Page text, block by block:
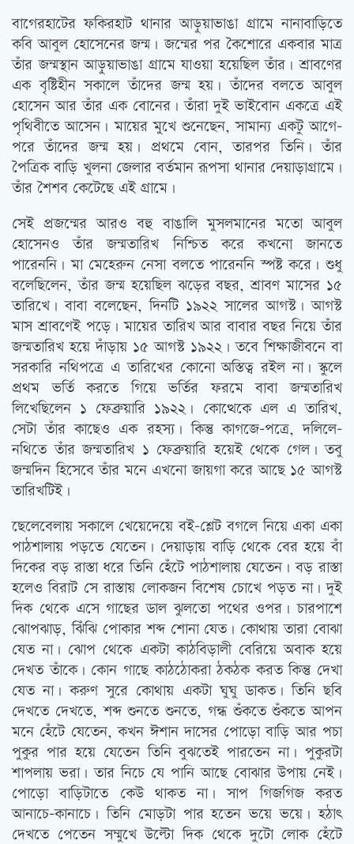
বাগেরহাটের ফকিরহাট থানার আড়ুয়াভাঙা গ্রামে নানাবাড়িতে
কবি আবুল হোসেনের জন্ম। জন্মের পর কৈশোরে একবার মাত্র
তাঁর জন্মস্থান আড়ুয়াভাঙা গ্রামে যাওয়া হয়েছিল তাঁর। শ্রাবণের
এক বৃষ্টিহীন সকালে তাঁদের জন্ম হয়। তাঁদের বলতে আবুল
হোসেন আর তাঁর এক বোনের। তাঁরা দুই ভাইবোন একত্রে এই
পৃথিবীতে আসেন। মায়ের মুখে শুনেছেন, সামান্য একটু আগে-
পরে তাঁদের জন্ম হয়। প্রথমে বোন, তারপর তিনি। তাঁর
পৈত্রিক বাড়ি খুলনা জেলার বর্তমান রূপসা থানার দেয়াড়াগ্রামে।
তাঁর শৈশব কেটেছে এই গ্রামে।
সেই প্রজন্মের আরও বহু বাঙালি মুসলমানের মতো আবুল
হোসেনও তাঁর জন্মতারিখ নিশ্চিত করে কখনো জানতে
পারেননি। মা মেহেরুন নেসা বলতে পারেননি স্পষ্ট করে। শুধু
বলেছিলেন, তাঁর জন্ম হয়েছিল ঝড়ের বছর, শ্রাবণ মাসের ১৫
তারিখে। বাবা বলেছেন, দিনটি ১৯২২ সালের আগস্ট। আগস্ট
মাস শ্রাবণেই পড়ে। মায়ের তারিখ আর বাবার বছর নিয়ে তাঁর
জন্মতারিখ হয়ে দাঁড়ায় ১৫ আগস্ট ১৯২২। তবে শিক্ষাজীবনে বা
সরকারি নথিপত্রে এ তারিখের কোনো অস্তিত্ব রইল না। স্কুলে
প্রথম ভর্তি করতে গিয়ে ভর্তির ফরমে বাবা জন্মতারিখ
লিখেছিলেন ১ ফেব্রুয়ারি ১৯২২। কোত্থেকে এল এ তারিখ,
সেটা তাঁর কাছেও এক রহস্য। কিন্তু কাগজে-পত্রে, দলিলে-
নথিতে তাঁর জন্মতারিখ ১ ফেব্রুয়ারি হয়েই থেকে গেল। তবু
জন্মদিন হিসেবে তাঁর মনে এখনো জায়গা করে আছে ১৫ আগস্ট
তারিখটিই।
‌ছেলেবেলায় সকালে খেয়েদেয়ে বই-শ্লেট বগলে নিয়ে একা একা
পাঠশালায় পড়তে যেতেন। দেয়াড়ায় বাড়ি থেকে বের হয়ে বাঁ
দিকের বড় রাস্তা ধরে তিনি হেঁটে পাঠশালায় যেতেন। বড় রাস্তা
হলেও বিরাট সে রাস্তায় লোকজন বিশেষ চোখে পড়ত না। দুই
দিক থেকে এসে গাছের ডাল ঝুলতো পথের ওপর। চারপাশে
ঝোপঝাড়, ঝিঁঝি পোকার শব্দ শোনা যেত। কোথায় তারা বোঝা
যেত না। ঝোপ থেকে একটা কাঠবিড়ালী বেরিয়ে অবাক হয়ে
দেখত তাঁকে। কোন গাছে কাঠঠোকরা ঠকঠক করত কিন্তু দেখা
যেত না। করুণ সুরে কোথায় একটা ঘুঘু ডাকত। তিনি ছবি
দেখতে দেখতে, শব্দ শুনতে শুনতে, গন্ধ শুঁকতে শুঁকতে আপন
মনে হেঁটে যেতেন, কখন ঈশান দাসের পোড়ো বাড়ি আর পচা
পুকুর পার হয়ে যেতেন তিনি বুঝতেই পারতেন না। পুকুরটা
শাপলায় ভরা। তার নিচে যে পানি আছে বোঝার উপায় নেই।
পোড়ো বাড়িটাতে কেউ থাকত না। সাপ গিজগিজ করত
আনাচে-কানাচে। তিনি মোড়টা পার হতেন ভয়ে ভয়ে। হঠাৎ
দেখতে পেতেন সম্মুখে উল্টো দিক থেকে দুটো লোক হেঁটে